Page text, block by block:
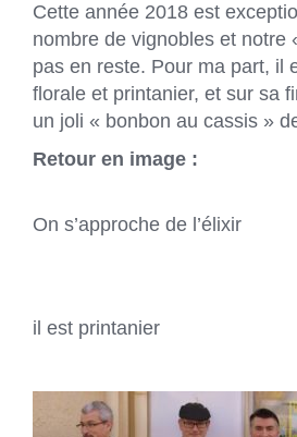
Cette année 2018 est
nombre de vignobles et notre
pas en reste. Pour ma part, il
florale et printanier, et sur sa
un joli « bonbon au cassis »
Retour en image :
On s’approche de l’élixir
il est printanier